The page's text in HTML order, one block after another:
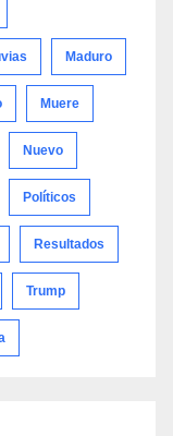
Maduro
Muere
Nuevo
Políticos
Resultados
Trump